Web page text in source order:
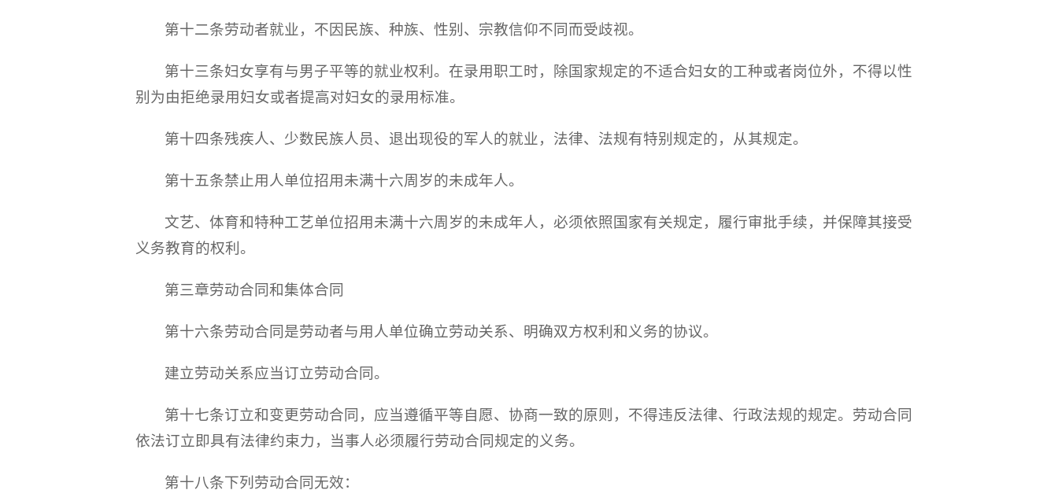
第十二条劳动者就业，不因民族、种族、性别、宗教信仰不同而受歧视。
第十三条妇女享有与男子平等的就业权利。在录用职工时，除国家规定的不适合妇女的工种或者岗位外，不得以性
别为由拒绝录用妇女或者提高对妇女的录用标准。
第十四条残疾人、少数民族人员、退出现役的军人的就业，法律、法规有特别规定的，从其规定。
第十五条禁止用人单位招用未满十六周岁的未成年人。
文艺、体育和特种工艺单位招用未满十六周岁的未成年人，必须依照国家有关规定，履行审批手续，并保障其接受
义务教育的权利。
第三章劳动合同和集体合同
第十六条劳动合同是劳动者与用人单位确立劳动关系、明确双方权利和义务的协议。
建立劳动关系应当订立劳动合同。
第十七条订立和变更劳动合同，应当遵循平等自愿、协商一致的原则，不得违反法律、行政法规的规定。劳动合同
依法订立即具有法律约束力，当事人必须履行劳动合同规定的义务。
第十八条下列劳动合同无效：